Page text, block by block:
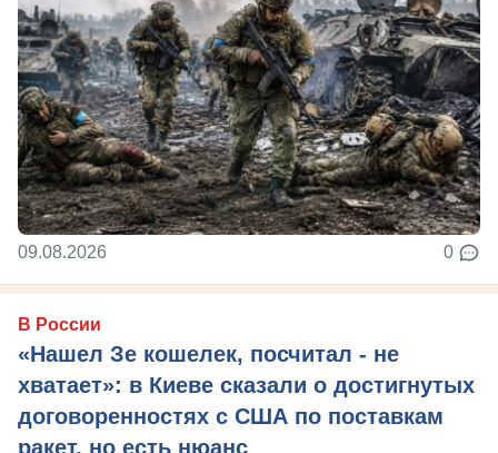
09.08.2026 0
В России
«Нашел Зе кошелек, посчитал - не
хватает»: в Киеве сказали о достигнутых
договоренностях с США по поставкам
ракет, но есть нюанс